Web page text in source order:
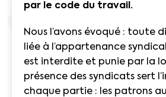
par le code du travail.
Nous l’avons évoqué : toute
liée à l’appartenance
est interdite et punie par la
présence des syndicats sert
chaque partie : les patrons